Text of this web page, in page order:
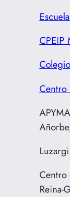
CPEIP
Centro
Luzargi
Centro
Reina-